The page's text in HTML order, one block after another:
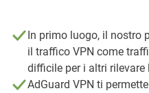
In primo luogo, il nostro
il traffico VPN come
difficile per i altri rilevare
AdGuard VPN ti